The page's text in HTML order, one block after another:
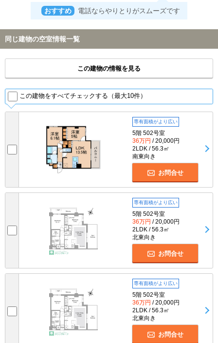
おすすめ 電話ならやりとりがスムーズです
同じ建物の空室情報一覧
この建物の情報を見る
この建物をすべてチェックする（最大10件）
専有面積がより広い
5階 502号室
36万円 / 20,000円
2LDK / 56.3㎡
南東向き
お問合せ
専有面積がより広い
5階 502号室
36万円 / 20,000円
2LDK / 56.3㎡
北東向き
お問合せ
専有面積がより広い
5階 502号室
36万円 / 20,000円
2LDK / 56.3㎡
北東向き
お問合せ